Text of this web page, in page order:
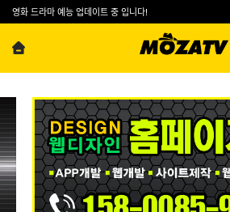
영화 드라마 예능 업데이트 중 입니다!